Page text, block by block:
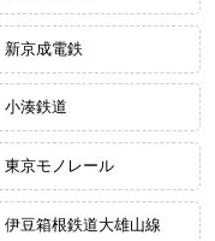
新京成電鉄
小湊鉄道
東京モノレール
伊豆箱根鉄道大雄山線